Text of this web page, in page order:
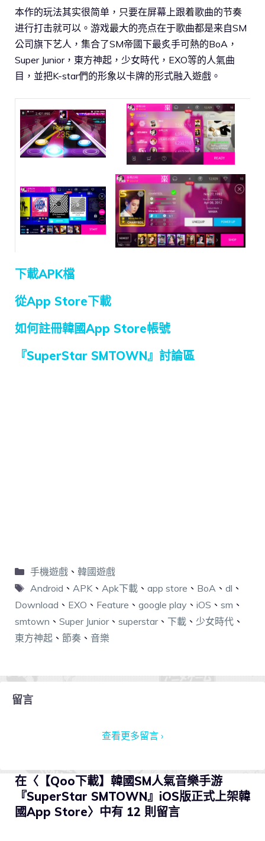
本作的玩法其实很简单，只要在屏幕上跟着歌曲的节奏
进行打击就可以。游戏最大的亮点在于歌曲都是来自SM
公司旗下艺人，集合了SM帝國下最炙手可熱的BoA，
Super Junior，東方神起，少女時代，EXO等的人氣曲
目，並把K-star們的形象以卡牌的形式融入遊戲。
下載APK檔
從App Store下載
如何註冊韓國App Store帳號
『SuperStar SMTOWN』討論區
手機遊戲、 韓國遊戲
Android 、 APK、 Apk下載、 app store 、 BoA 、 dl 、
Download 、 EXO 、 Feature 、 google play 、 iOS 、 sm 、
smtown 、 Super Junior、 superstar、 下載 、 少女時代 、
東方神起 、 節奏 、 音樂
留言
查看更多留言 ›
在〈【Qoo下載】韓國SM人氣音樂手游
『SuperStar SMTOWN』iOS版正式上架韓
國App Store〉中有 12 則留言